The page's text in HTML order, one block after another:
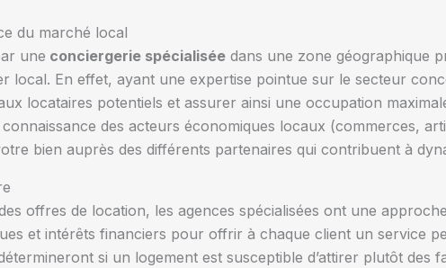
du marché local
une conciergerie spécialiséedans une zone géographique
local. En effet, ayant une expertise pointue sur le secteur
locataires potentiels et assurer ainsi une occupation
des acteurs économiques locaux (commerces,
bien auprès des différents partenaires qui contribuent à
offres de location, les agences spécialisées ont une
et intérêts financiers pour offrir à chaque client un service
si un logement est susceptible d’attirer plutôt des